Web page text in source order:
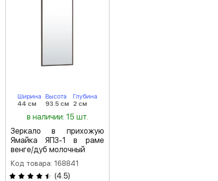
Ширина
44 см
Высота
93.5 см
Глубина
2 см
в наличии: 15 шт.
Зеркало в прихожую
Ямайка ЯПЗ-1 в раме
венге/дуб молочный
Код товара: 168841
(4.5)